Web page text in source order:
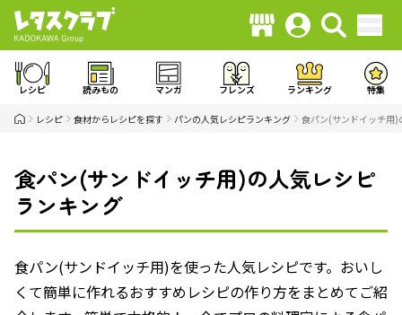
レシピ 読みもの マンガ フレンズ ランキング 特集
レシピ 食材からレシピを探す パンの人気レシピランキング 食パン(サンドイッチ用
食パン(サンドイッチ用)の人気レシピ
ランキング
食パン(サンドイッチ用)を使った人気レシピです。おいし
くて簡単に作れるおすすめレシピの作り方をまとめてご紹